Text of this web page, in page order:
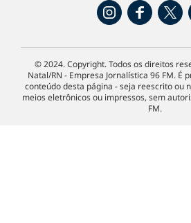
© 2024. Copyright. Todos os direitos
Natal/RN - Empresa Jornalística 96 FM. É
conteúdo desta página - seja reescrito ou
meios eletrônicos ou impressos, sem
FM.